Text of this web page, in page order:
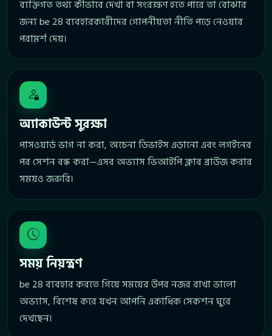
ব্যক্তিগত তথ্য কীভাবে দেখা বা সংরক্ষণ হতে পারে তা বোঝার
জন্য be 28 ব্যবহারকারীদের গোপনীয়তা নীতি পড়ে নেওয়ার
পরামর্শ দেয়।
অ্যাকাউন্ট সুরক্ষা
পাসওয়ার্ড ভাগ না করা, অচেনা ডিভাইস এড়ানো এবং লগইনের
পর সেশন বন্ধ করা—এসব অভ্যাস ভিআইপি ক্লাব ব্রাউজ করার
সময়ও জরুরি।
সময় নিয়ন্ত্রণ
be 28 ব্যবহার করতে গিয়ে সময়ের উপর নজর রাখা ভালো
অভ্যাস, বিশেষ করে যখন আপনি একাধিক সেকশন ঘুরে
দেখছেন।